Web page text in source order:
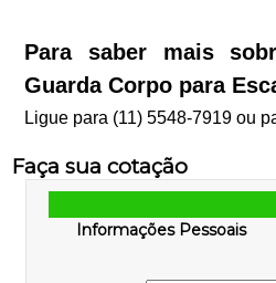
Para saber mais
Guarda Corpo para
Ligue para (11) 5548-7919ou
Faça sua cotação
Informações Pessoais